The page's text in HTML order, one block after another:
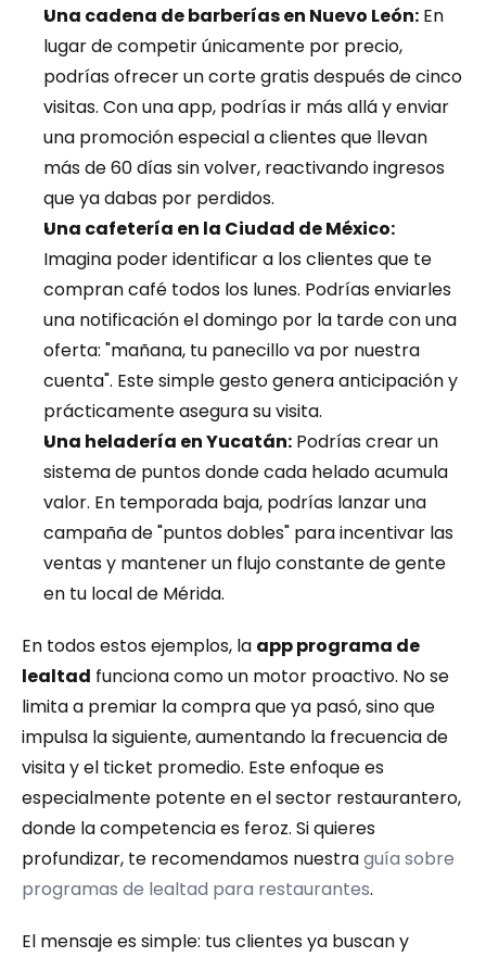
Una cadena de barberías en Nuevo León: En
lugar de competir únicamente por precio,
podrías ofrecer un corte gratis después de cinco
visitas. Con una app, podrías ir más allá y enviar
una promoción especial a clientes que llevan
más de 60 días sin volver, reactivando ingresos
que ya dabas por perdidos.
Una cafetería en la Ciudad de México:
Imagina poder identificar a los clientes que te
compran café todos los lunes. Podrías enviarles
una notificación el domingo por la tarde con una
oferta: "mañana, tu panecillo va por nuestra
cuenta". Este simple gesto genera anticipación y
prácticamente asegura su visita.
Una heladería en Yucatán: Podrías crear un
sistema de puntos donde cada helado acumula
valor. En temporada baja, podrías lanzar una
campaña de "puntos dobles" para incentivar las
ventas y mantener un flujo constante de gente
en tu local de Mérida.
En todos estos ejemplos, la app programa de
lealtad funciona como un motor proactivo. No se
limita a premiar la compra que ya pasó, sino que
impulsa la siguiente, aumentando la frecuencia de
visita y el ticket promedio. Este enfoque es
especialmente potente en el sector restaurantero,
donde la competencia es feroz. Si quieres
profundizar, te recomendamos nuestra guía sobre
programas de lealtad para restaurantes.
El mensaje es simple: tus clientes ya buscan y